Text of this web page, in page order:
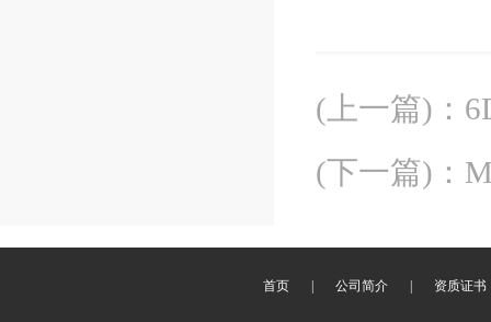
(上一篇) ：
(下一篇) ：
首页 公司简介 资质证书